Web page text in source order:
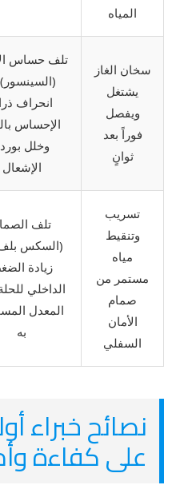
المياه
سخان الغاز
يشتغل
ويفصل
فوراً بعد
ثوانٍ
تلف حساس
(السينسور)
انحراف
الإحساس
وخلل
الإشعال
تسريب
وتنقيط
مياه
مستمر من
صمام
الأمان
السفلي
تلف
(السكس
زيادة
الداخلي
المعدل
به
نصائح خبراء
على كفاءة